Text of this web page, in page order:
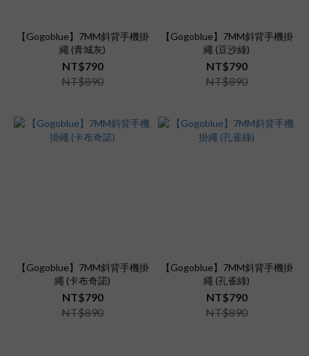
【Gogoblue】7MM斜背手機掛
繩 (青城灰)
NT$790
NT$890
【Gogoblue】7MM斜背手機掛
繩 (豆沙綠)
NT$790
NT$890
【Gogoblue】7MM斜背手機掛
繩 (卡布奇諾)
NT$790
NT$890
【Gogoblue】7MM斜背手機掛
繩 (孔雀綠)
NT$790
NT$890